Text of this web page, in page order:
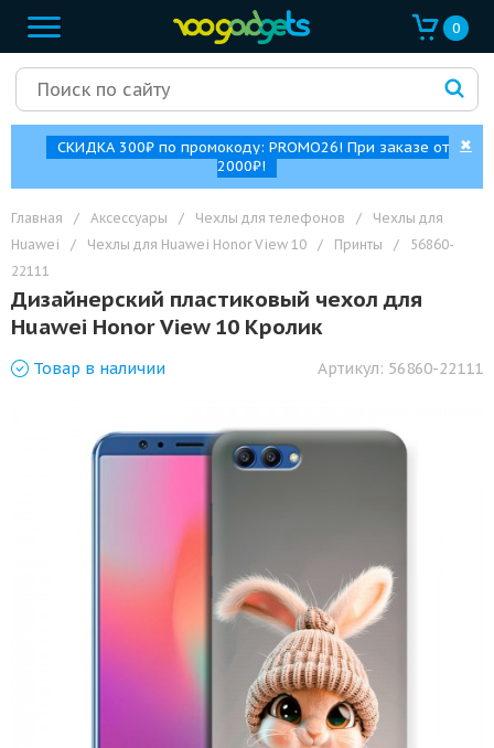
0
СКИДКА 300₽ по промокоду: PROMO26! При заказе от
2000₽!
✖
Главная / Аксессуары / Чехлы для телефонов /
Чехлы для
Huawei
/ Чехлы для Huawei Honor View 10 / Принты /
56860-
22111
Дизайнерский пластиковый чехол для
Huawei Honor View 10 Кролик
Товар в наличии Артикул: 56860-22111